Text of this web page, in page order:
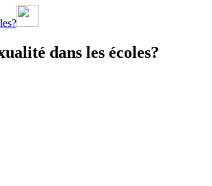
dans les écoles?